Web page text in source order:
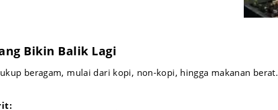
Bikin Balik Lagi
beragam, mulai dari kopi, non-kopi, hingga makanan berat.